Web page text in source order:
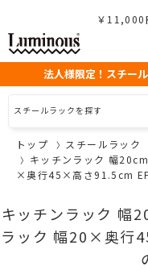
￥11,000
法人様限定！スチー
スチールラックを探す
トップ
スチールラック
キッチンラック 幅
×奥行45×高さ91.5cm
キッチンラック 幅
ラック 幅20×奥行